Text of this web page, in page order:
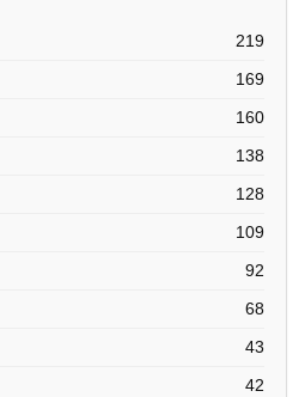
219
169
160
138
128
109
92
68
43
42